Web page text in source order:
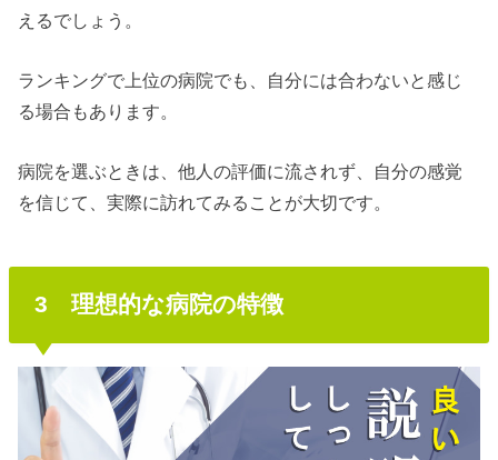
えるでしょう。
ランキングで上位の病院でも、自分には合わないと感じ
る場合もあります。
病院を選ぶときは、他人の評価に流されず、自分の感覚
を信じて、実際に訪れてみることが大切です。
3 理想的な病院の特徴